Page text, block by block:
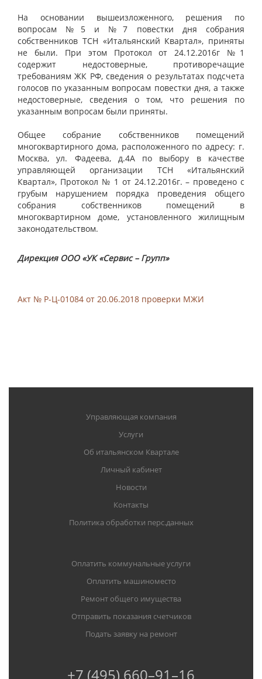
На основании вышеизложенного, решения по
вопросам №5 и №7 повестки дня собрания
собственников ТСН «Итальянский Квартал», приняты
не были. При этом Протокол от 24.12.2016г №1
содержит недостоверные, противоречащие
требованиям ЖК РФ, сведения о результатах подсчета
голосов по указанным вопросам повестки дня, а также
недостоверные, сведения о том, что решения по
указанным вопросам были приняты.
Общее собрание собственников помещений
многоквартирного дома, расположенного по адресу: г.
Москва, ул. Фадеева, д.4А по выбору в качестве
управляющей организации ТСН «Итальянский
Квартал», Протокол № 1 от 24.12.2016г. – проведено с
грубым нарушением порядка проведения общего
собрания собственников помещений в
многоквартирном доме, установленного жилищным
законодательством.
Дирекция ООО «УК «Сервис – Групп»
Акт № Р-Ц-01084 от 20.06.2018 проверки МЖИ
Управляющая компания
Услуги
Об итальянском Квартале
Личный кабинет
Новости
Контакты
Политика обработки перс.данных
Оплатить коммунальные услуги
Оплатить машиноместо
Ремонт общего имущества
Отправить показания счетчиков
Подать заявку на ремонт
+7 (495) 660–91–16